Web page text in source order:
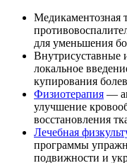
Медикаментозная
для уменьшения
Внутрисуставные
локальное
купирования
Физиотерапия —
улучшение
восстановления
Лечебная
программы
подвижности и